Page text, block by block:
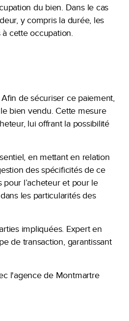
du bien. Dans le cas
y compris la durée, les
cette occupation.
de sécuriser ce paiement,
bien vendu. Cette mesure
lui offrant la possibilité
en mettant en relation
des spécificités de ce
l’acheteur et pour le
les particularités des
impliquées. Expert en
de transaction, garantissant
l'agence de Montmartre